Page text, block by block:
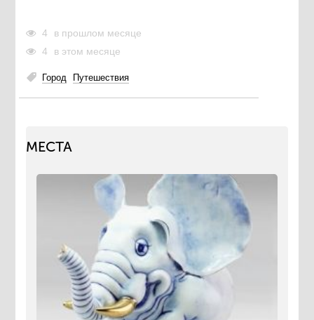
4
в прошлом месяце
4
в этом месяце
Город Путешествия
МЕСТА